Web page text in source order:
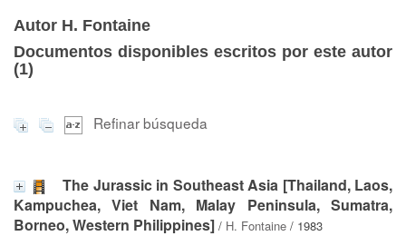
Autor H. Fontaine
Documentos disponibles escritos por este autor
(1)
Refinar búsqueda
The Jurassic in Southeast Asia [Thailand, Laos,
Kampuchea, Viet Nam, Malay Peninsula, Sumatra,
Borneo, Western Philippines] / H. Fontaine / 1983